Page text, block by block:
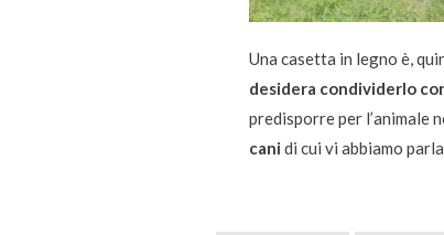
Una casetta in legno è,
desidera condividerlo
predisporre per l’animale
cani di cui vi abbiamo